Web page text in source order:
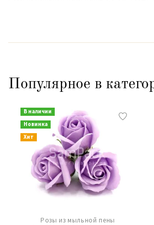
Популярное в
В наличии
Новинка
Хит
Розы из мыльной пены